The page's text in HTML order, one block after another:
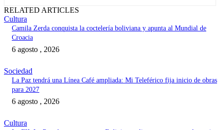
RELATED ARTICLES
Cultura
Camila Zerda conquista la coctelería boliviana y apunta al Mundial de
Croacia
6 agosto , 2026
Sociedad
La Paz tendrá una Línea Café ampliada: Mi Teleférico fija inicio de obras
para 2027
6 agosto , 2026
Cultura